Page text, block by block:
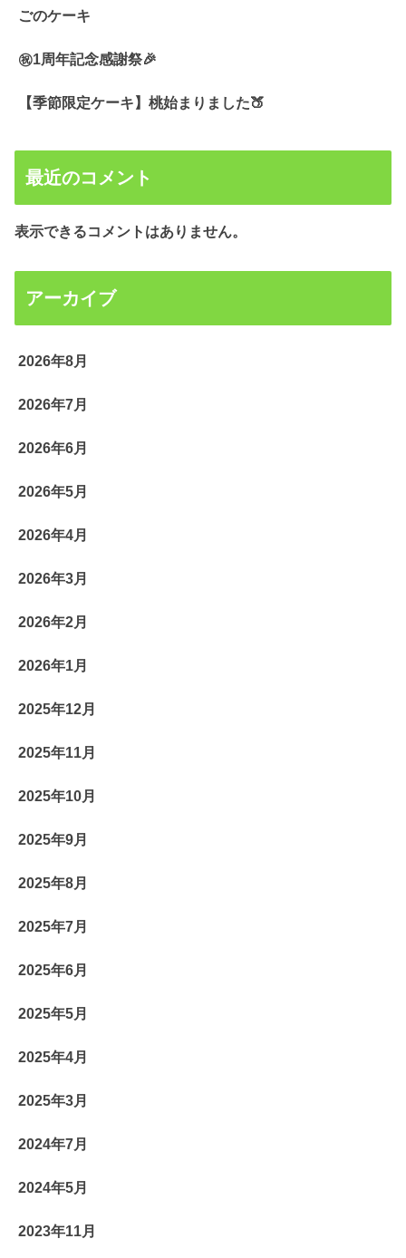
ごのケーキ
㊗️1周年記念感謝祭🎉
【季節限定ケーキ】桃始まりました🍑
最近のコメント
表示できるコメントはありません。
アーカイブ
2026年8月
2026年7月
2026年6月
2026年5月
2026年4月
2026年3月
2026年2月
2026年1月
2025年12月
2025年11月
2025年10月
2025年9月
2025年8月
2025年7月
2025年6月
2025年5月
2025年4月
2025年3月
2024年7月
2024年5月
2023年11月